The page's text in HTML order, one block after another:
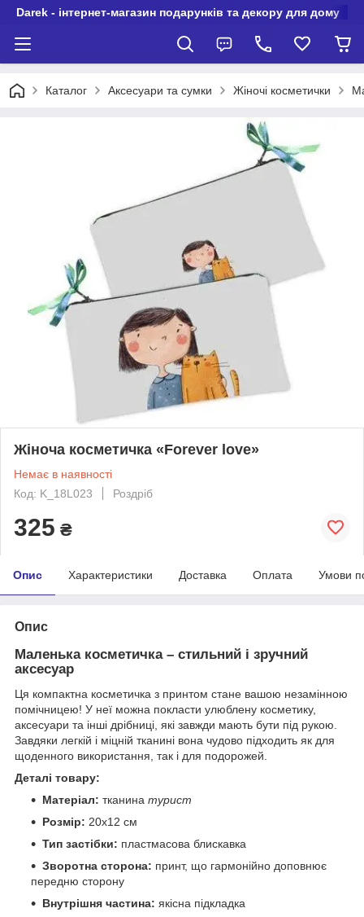
Darek - інтернет-магазин подарунків та декору для дому
Каталог Аксесуари та сумки Жіночі косметички
Жіноча косметичка «Forever love»
Немає в наявності
Код: K_18L023
Роздріб
325 ₴
Опис Характеристики Доставка Оплата Умови
Опис
Маленька косметичка – стильний і зручний
аксесуар
Ця компактна косметичка з принтом стане вашою незамінною
помічницею! У неї можна покласти улюблену косметику,
аксесуари та інші дрібниці, які завжди мають бути під рукою.
Завдяки легкій і міцній тканині вона чудово підходить як для
щоденного використання, так і для подорожей.
Деталі товару:
Матеріал: тканина турист
Розмір: 20х12 см
Тип застібки: пластмасова блискавка
Зворотна сторона: принт, що гармонійно доповнює
передню сторону
Внутрішня частина: якісна підкладка